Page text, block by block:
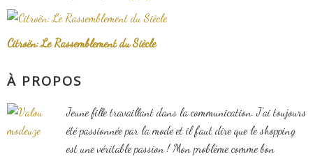
Citroën: Le Rassemblement du Siècle
À PROPOS
Jeune fille travaillant dans la communication. J'ai toujours
été passionnée par la mode et il faut dire que le shopping
est une véritable passion ! Mon problème comme bon